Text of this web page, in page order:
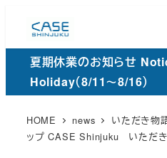
ン
夏期休業のお知らせ
Holiday（8/11～8/16）
HOME news いただき物
ップ CASE Shinjuku いただ